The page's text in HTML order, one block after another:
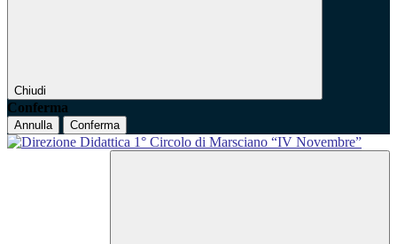
Chiudi
Conferma
Annulla Conferma